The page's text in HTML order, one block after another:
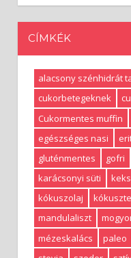
CÍMKÉK
alacsony szénhidrát
cukorbetegeknek
Cukormentes muffin
egészséges nasi
gluténmentes
gofri
karácsonyi süti
kókuszolaj
mandulaliszt
mézeskalács
paleo